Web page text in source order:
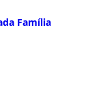
Família